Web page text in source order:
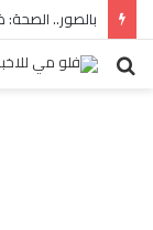
بالصور.. الصحة:
بحث